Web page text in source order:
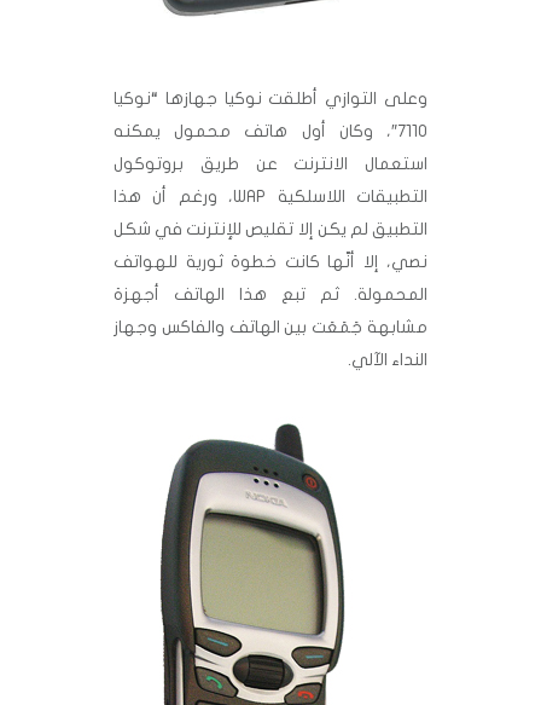
وعلى التوازي أطلقت نوكيا جهازها “نوكيا
7110″، وكان أول هاتف محمول يمكنه
استعمال الانترنت عن طريق بروتوكول
التطبيقات اللاسلكية WAP، ورغم أن هذا
التطبيق لم يكن إلا تقليص للإنترنت في شكل
نصي، إلا أنّها كانت خطوة ثورية للهواتف
المحمولة. ثم تبع هذا الهاتف أجهزة
مشابهة جَمَعَت بين الهاتف والفاكس وجهاز
النداء الآلي.